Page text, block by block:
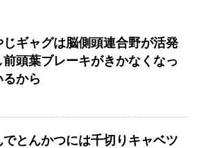
じギャグは脳側頭連合野が活発
前頭葉ブレーキがきかなくなっ
るから
でとんかつには千切りキャベツ